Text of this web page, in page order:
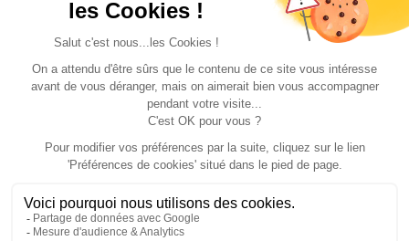
vos besoins en plomberie mobile.
UN INVESTISSEMENT DURABLE POUR VOTRE
CONFORT EN DÉPLACEMENT
Avec une pression maximale de 12 bars en eau froide et
6 bars en eau chaude, ce raccord en T est conçu pour
supporter les contraintes des installations mobiles. Son
démontage sécurisé permet des interventions rapides
lors des maintenances régulières. Que vous soyez en
train de préparer un long road-trip ou de sécuriser votre